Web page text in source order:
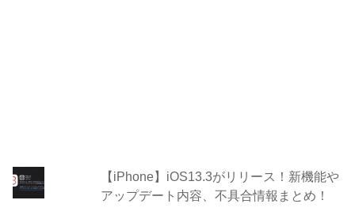
【iPhone】iOS13.3がリリース！新機能や
アップデート内容、不具合情報まとめ！